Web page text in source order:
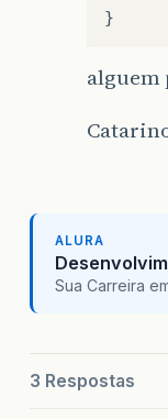
}
alguem
ALURA
Sua Carreira
3 Respostas